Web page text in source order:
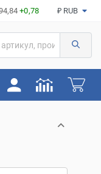
+0,78 ₽ RUB